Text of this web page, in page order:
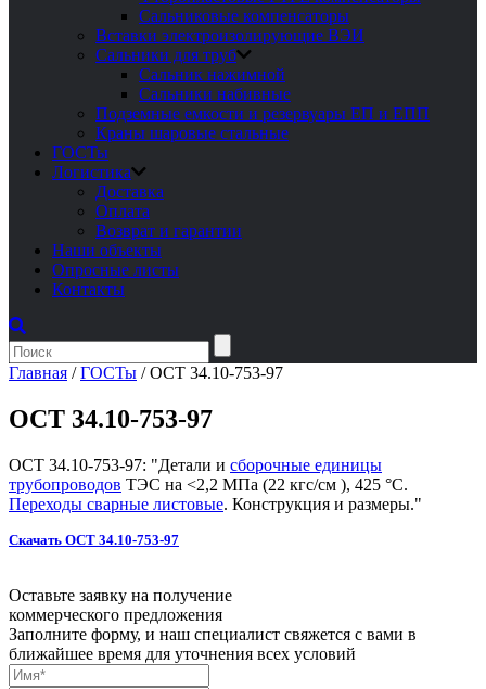
Сальниковые компенсаторы
Вставки электроизолирующие ВЭИ
Сальники для труб
Сальник нажимной
Сальники набивные
Подземные емкости и резервуары ЕП и ЕПП
Краны шаровые стальные
ГОСТы
Логистика
Доставка
Оплата
Возврат и гарантии
Наши объекты
Опросные листы
Контакты
Главная /ГОСТы /ОСТ 34.10-753-97
ОСТ 34.10-753-97
ОСТ 34.10-753-97: "Детали и сборочные единицы
трубопроводов ТЭС на <2,2 МПа (22 кгс/см ), 425 °С.
Переходы сварные листовые. Конструкция и размеры."
Скачать ОСТ 34.10-753-97
Оставьте заявку на получение
коммерческого предложения
Заполните форму, и наш специалист свяжется с вами в
ближайшее время для уточнения всех условий